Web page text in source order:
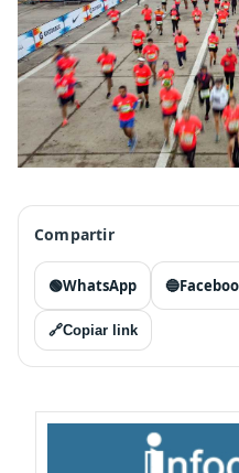
Compartir
🟢WhatsApp 🔵
🔗Copiar link